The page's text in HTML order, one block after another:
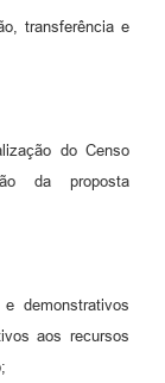
transferência e
do Censo
da proposta
demonstrativos
aos recursos